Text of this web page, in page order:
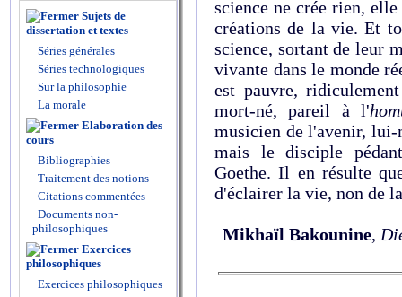
Sujets de
dissertation et textes
Séries générales
Séries technologiques
Sur la philosophie
La morale
Elaboration des
cours
Bibliographies
Traitement des notions
Citations commentées
Documents non-
philosophiques
Exercices
philosophiques
Exercices philosophiques
science ne crée rien,
créations de la vie. Et
science, sortant de leur
vivante dans le monde
est pauvre,
mort-né, pareil à l'
musicien de l'avenir, lui-
mais le disciple
Goethe. Il en résulte
d'éclairer la vie, non de
Mikhaïl Bakounine,